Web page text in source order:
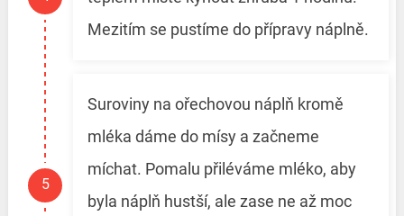
Mezitím se pustíme do přípravy náplně.
Suroviny na ořechovou náplň kromě
mléka dáme do mísy a začneme
míchat. Pomalu přiléváme mléko, aby
byla náplň hustší, ale zase ne až moc